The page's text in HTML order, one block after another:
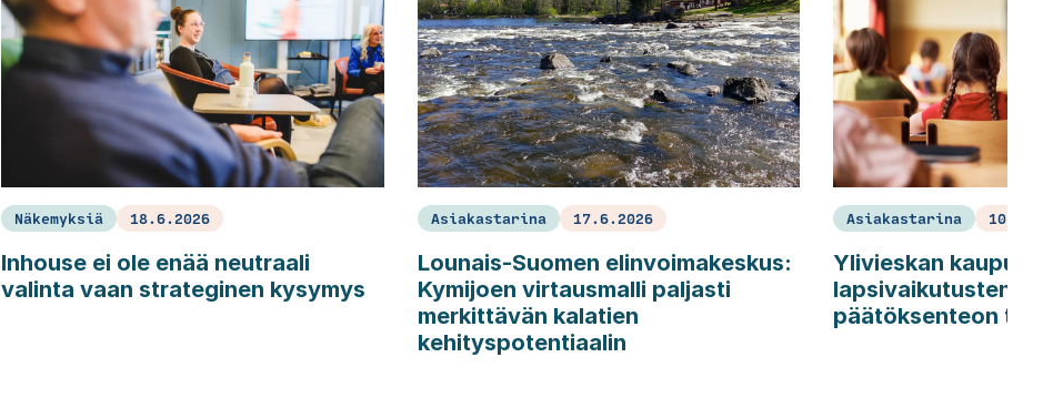
Näkemyksiä 18.6.2026
Inhouse ei ole enää neutraali
valinta vaan strateginen kysymys
Asiakastarina 17.6.2026
Lounais-Suomen elinvoimakeskus:
Kymijoen virtausmalli paljasti
merkittävän kalatien
kehityspotentiaalin
Asiakastarina
Ylivieskan
lapsivaikutusten
päätöksenteon